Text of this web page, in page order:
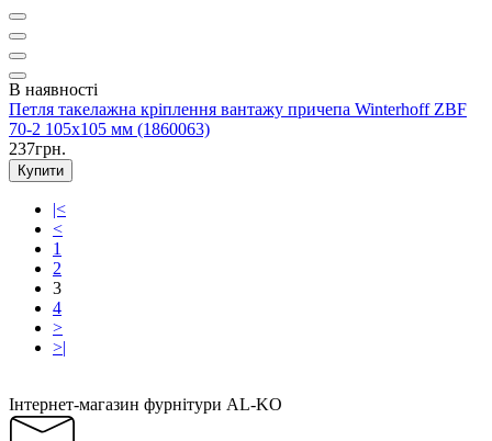
В наявності
Петля такелажна кріплення вантажу причепа Winterhoff ZBF
70-2 105х105 мм (1860063)
237грн.
Купити
|<
<
1
2
3
4
>
>|
Інтернет-магазин фурнітури AL-KO